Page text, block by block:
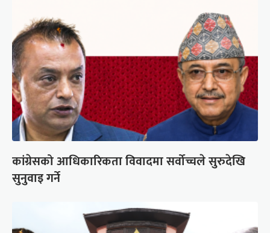
कांग्रेसको आधिकारिकता विवादमा सर्वोच्चले सुरुदेखि
सुनुवाइ गर्ने